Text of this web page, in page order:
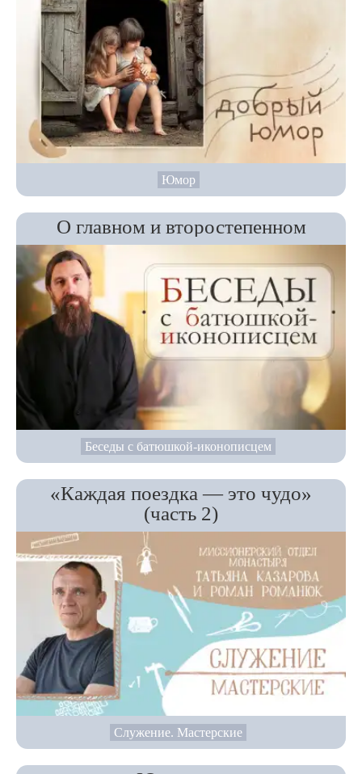
Юмор
О главном и второстепенном
Беседы с батюшкой-иконописцем
«Каждая поездка — это чудо»
(часть 2)
Служение. Мастерские